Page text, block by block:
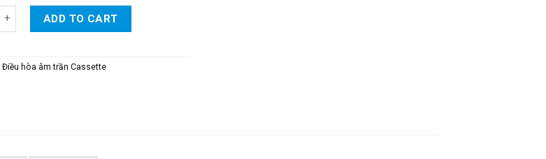
ADD TO CART
Điều hòa âm trần Cassette